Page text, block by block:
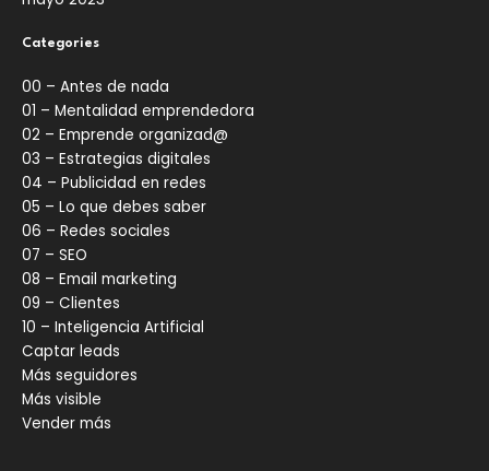
Categories
00 – Antes de nada
01 – Mentalidad emprendedora
02 – Emprende organizad@
03 – Estrategias digitales
04 – Publicidad en redes
05 – Lo que debes saber
06 – Redes sociales
07 – SEO
08 – Email marketing
09 – Clientes
10 – Inteligencia Artificial
Captar leads
Más seguidores
Más visible
Vender más